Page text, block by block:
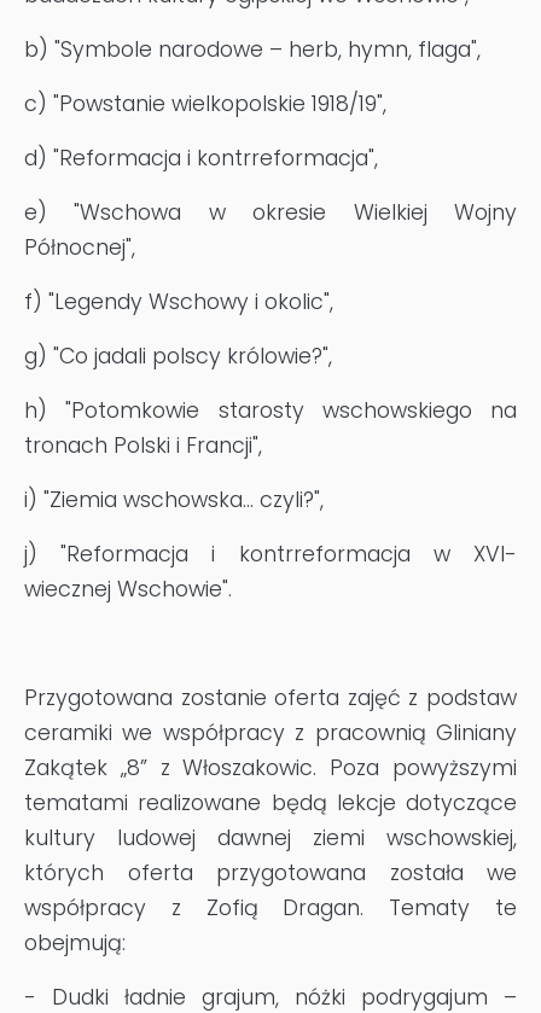
b) "Symbole narodowe – herb, hymn, flaga",
c) "Powstanie wielkopolskie 1918/19",
d) "Reformacja i kontrreformacja",
e) "Wschowa w okresie Wielkiej Wojny
Północnej",
f) "Legendy Wschowy i okolic",
g) "Co jadali polscy królowie?",
h) "Potomkowie starosty wschowskiego na
tronach Polski i Francji",
i) "Ziemia wschowska... czyli?",
j) "Reformacja i kontrreformacja w XVI-
wiecznej Wschowie".
Przygotowana zostanie oferta zajęć z podstaw
ceramiki we współpracy z pracownią Gliniany
Zakątek „8” z Włoszakowic. Poza powyższymi
tematami realizowane będą lekcje dotyczące
kultury ludowej dawnej ziemi wschowskiej,
których oferta przygotowana została we
współpracy z Zofią Dragan. Tematy te
obejmują:
- Dudki ładnie grajum, nóżki podrygajum –